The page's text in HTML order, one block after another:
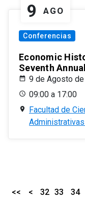
9 AGO
Conferencias
Economic
Seventh
9 de Agosto
09:00 a 17:00
Facultad de
Administrativas
<< < 32 33 34